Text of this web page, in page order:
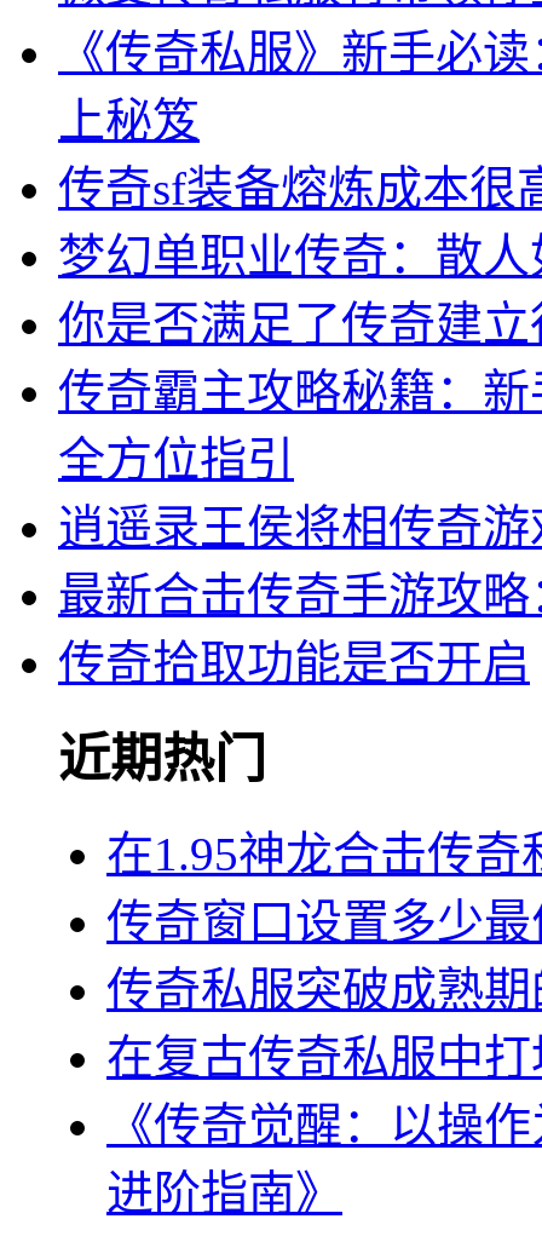
《传奇私服》新手必
上秘笈
传奇sf装备熔炼成本很
梦幻单职业传奇：散
你是否满足了传奇建
传奇霸主攻略秘籍：
全方位指引
逍遥录王侯将相传奇
最新合击传奇手游攻
传奇拾取功能是否开启
近期热门
在1.95神龙合击传
传奇窗口设置多少
传奇私服突破成熟
在复古传奇私服中
《传奇觉醒：以操
进阶指南》